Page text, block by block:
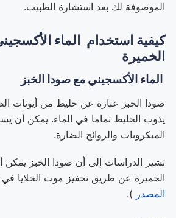
الموصوفة لك بعد استشارة الطبيب.
كيفية استخدام الماء
الخميرة
الماء الأكسجيني مع صودا الخبز
صودا الخبز عبارة عن خليط من أيونات
يذوب الخليط تماما في الماء. يمكن أن
الميكروبات والروائح الضارة.
تشير الدراسات إلى أن صودا الخبز يمكن
الخميرة عن طريق تحفيز موت الخلايا
المصدر ).